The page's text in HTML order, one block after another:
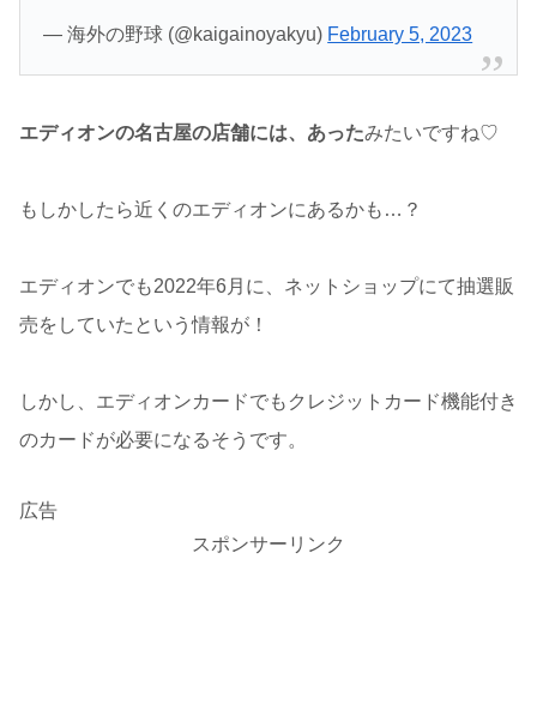
— 海外の野球 (@kaigainoyakyu) February 5, 2023
エディオンの名古屋の店舗には、あったみたいですね♡
もしかしたら近くのエディオンにあるかも…？
エディオンでも2022年6月に、ネットショップにて抽選販
売をしていたという情報が！
しかし、エディオンカードでもクレジットカード機能付き
のカードが必要になるそうです。
広告
スポンサーリンク